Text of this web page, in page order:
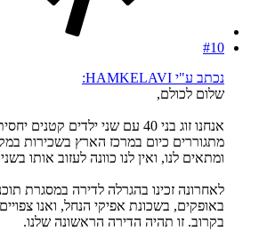
#10
נכתב ע"י HAMKELAVI:
שלום לכולם,
מתגוררים כיום במרכז הארץ בשכירות
ומתאים לנו, ואין לנו כוונה לעזוב אותו
לאחרונה זכינו בהגרלה לדירה במסגרת
באופקים, בשכונת אפיקי הנחל, ואנו
בקרוב. זו תהיה הדירה הראשונה שלנו.